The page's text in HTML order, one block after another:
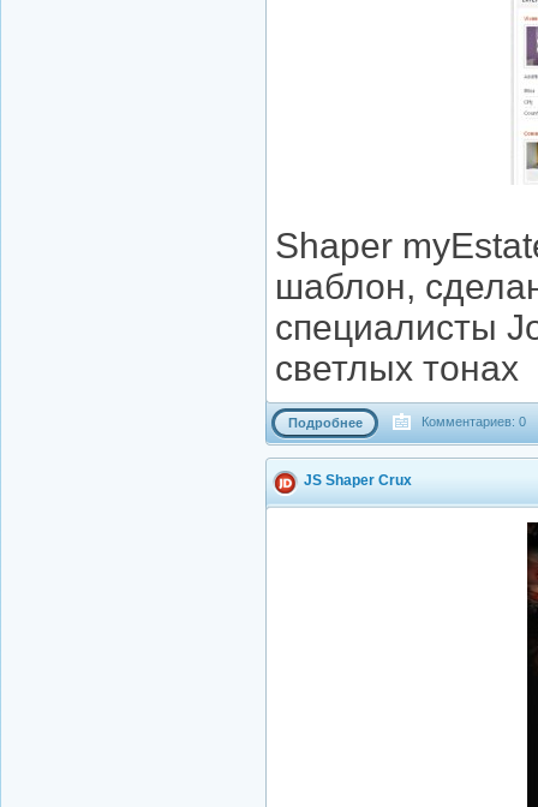
Shaper
шаблон,
специалисты
светлых тонах
Подробнее Комментариев: 0
JS Shaper Crux